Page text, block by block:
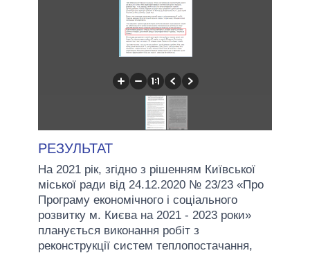
РЕЗУЛЬТАТ
На 2021 рік, згідно з рішенням Київської
міської ради від 24.12.2020 № 23/23 «Про
Програму економічного і соціального
розвитку м. Києва на 2021 - 2023 роки»
планується виконання робіт з
реконструкції систем теплопостачання,